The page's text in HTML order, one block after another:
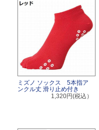
ミズノ ソックス 5本指ア
ンクル丈 滑り止め付き
1,320円(税込）